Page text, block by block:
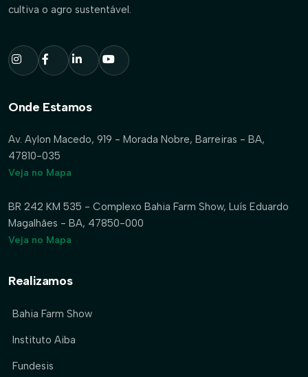
cultiva o agro sustentável.
Onde Estamos
Av. Aylon Macedo, 919 - Morada Nobre, Barreiras - BA,
47810-035
Veja no Mapa
BR 242 KM 535 - Complexo Bahia Farm Show, Luís Eduardo
Magalhães - BA, 47850-000
Veja no Mapa
Realizamos
Bahia Farm Show
Instituto Aiba
Fundesis